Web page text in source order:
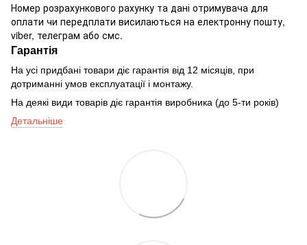
Номер розрахункового рахунку та дані отримувача для
оплати чи передплати висилаються на електронну пошту,
viber, телеграм або смс.
Гарантія
На усі придбані товари діє гарантія від 12 місяців, при
дотриманні умов експлуатації і монтажу.
На деякі види товарів діє гарантія виробника (до 5-ти років)
Детальніше